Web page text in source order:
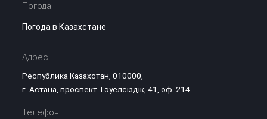
Погода
Погода в Казахстане
Адрес:
Республика Казахстан, 010000,
г. Астана, проспект Тәуелсіздік, 41, оф. 214
Телефон: